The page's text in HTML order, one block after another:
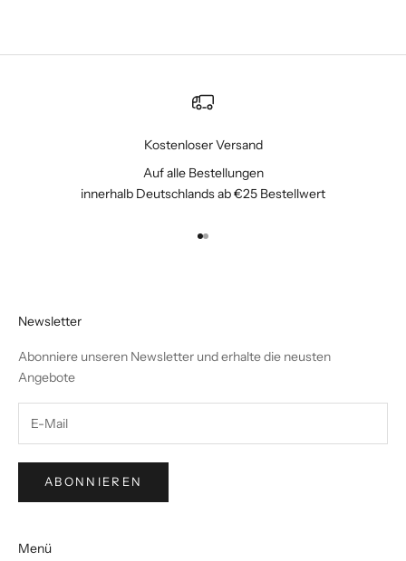
Kostenloser Versand
Auf alle Bestellungen
innerhalb Deutschlands ab €25 Bestellwert
Gehe zu Element 1
Gehe zu Element 2
Newsletter
Abonniere unseren Newsletter und erhalte die neusten
Angebote
ABONNIEREN
Menü